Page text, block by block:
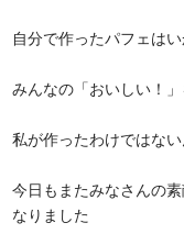
自分で作ったパフェは
みんなの「おいしい！
私が作ったわけではな
今日もまたみなさんの
なりました